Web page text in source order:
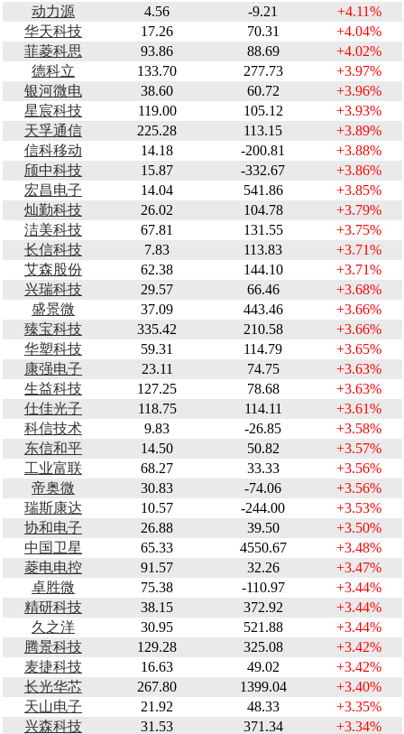
动力源
4.56 -9.21
+4.11%
华天科技
17.26 70.31
+4.04%
菲菱科思
93.86 88.69
+4.02%
德科立
133.70 277.73
+3.97%
银河微电
38.60 60.72
+3.96%
星宸科技
119.00 105.12
+3.93%
天孚通信
225.28 113.15
+3.89%
信科移动
14.18 -200.81
+3.88%
颀中科技
15.87 -332.67
+3.86%
宏昌电子
14.04 541.86
+3.85%
灿勤科技
26.02 104.78
+3.79%
洁美科技
67.81 131.55
+3.75%
长信科技
7.83 113.83
+3.71%
艾森股份
62.38 144.10
+3.71%
兴瑞科技
29.57 66.46
+3.68%
盛景微
37.09 443.46
+3.66%
臻宝科技
335.42 210.58
+3.66%
华塑科技
59.31 114.79
+3.65%
康强电子
23.11 74.75
+3.63%
生益科技
127.25 78.68
+3.63%
仕佳光子
118.75 114.11
+3.61%
科信技术
9.83 -26.85
+3.58%
东信和平
14.50 50.82
+3.57%
工业富联
68.27 33.33
+3.56%
帝奥微
30.83 -74.06
+3.56%
瑞斯康达
10.57 -244.00
+3.53%
协和电子
26.88 39.50
+3.50%
中国卫星
65.33 4550.67
+3.48%
菱电电控
91.57 32.26
+3.47%
卓胜微
75.38 -110.97
+3.44%
精研科技
38.15 372.92
+3.44%
久之洋
30.95 521.88
+3.44%
腾景科技
129.28 325.08
+3.42%
麦捷科技
16.63 49.02
+3.42%
长光华芯
267.80 1399.04
+3.40%
天山电子
21.92 48.33
+3.35%
兴森科技
31.53 371.34 +3.34%